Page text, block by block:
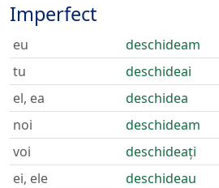
Imperfect
eu
deschideam
tu
deschideai
el, ea
deschidea
noi
deschideam
voi
deschideați
ei, ele
deschideau